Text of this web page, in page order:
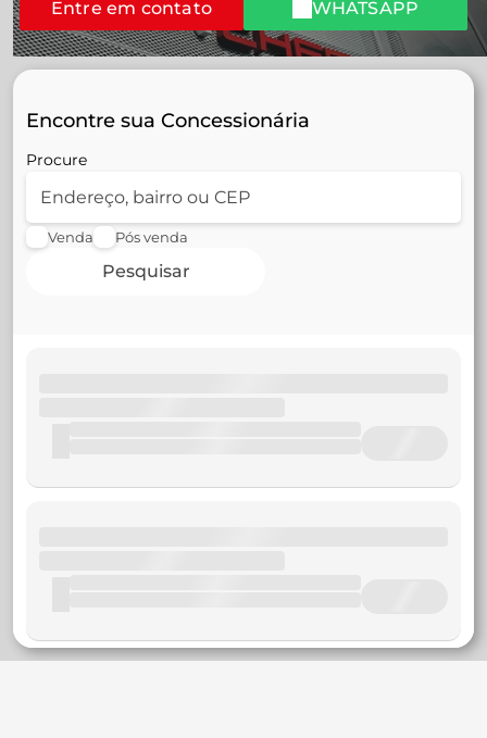
Entre em contato WHATSAPP
Encontre sua Concessionária
Procure
Venda Pós venda
Pesquisar